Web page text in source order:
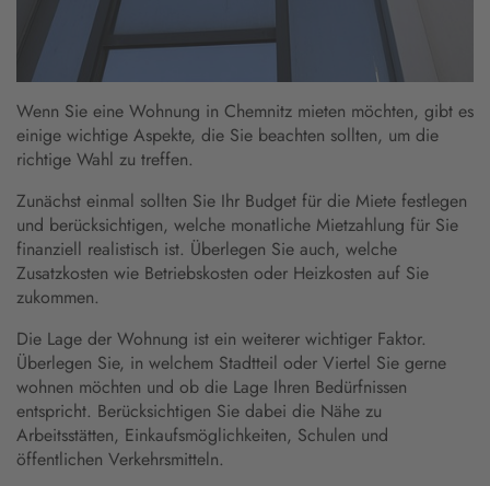
Wenn Sie eine Wohnung in Chemnitz mieten möchten, gibt es
einige wichtige Aspekte, die Sie beachten sollten, um die
richtige Wahl zu treffen.
Zunächst einmal sollten Sie Ihr Budget für die Miete festlegen
und berücksichtigen, welche monatliche Mietzahlung für Sie
finanziell realistisch ist. Überlegen Sie auch, welche
Zusatzkosten wie Betriebskosten oder Heizkosten auf Sie
zukommen.
Die Lage der Wohnung ist ein weiterer wichtiger Faktor.
Überlegen Sie, in welchem Stadtteil oder Viertel Sie gerne
wohnen möchten und ob die Lage Ihren Bedürfnissen
entspricht. Berücksichtigen Sie dabei die Nähe zu
Arbeitsstätten, Einkaufsmöglichkeiten, Schulen und
öffentlichen Verkehrsmitteln.